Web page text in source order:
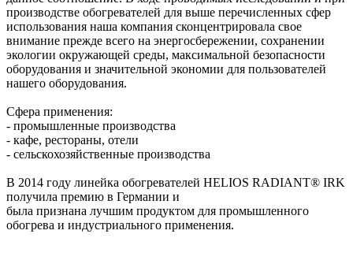
производстве обогревателей для выше перечисленных сфер
использования наша компания сконцентрировала свое
внимание прежде всего на энергосбережении, сохранении
экологии окружающей среды, максимальной безопасности
оборудования и значительной экономии для пользователей
нашего оборудования.
Сфера применения:
- промышленные производства
- кафе, рестораны, отели
- сельскохозяйственные производства
В 2014 году линейка обогревателей HELIOS RADIANT® IRK
получила премию в Германии и
была признана лучшим продуктом для промышленного
обогрева и индустриального применения.